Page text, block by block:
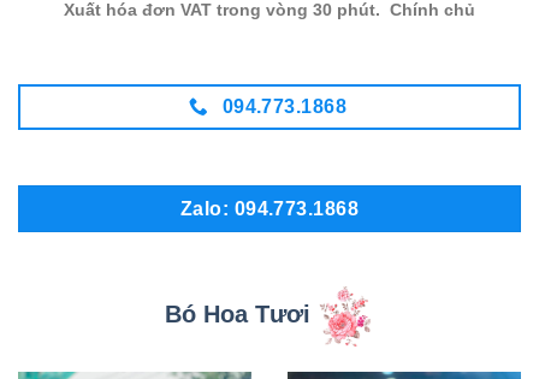
Xuất hóa đơn VAT trong vòng 30 phút. Chính chủ
094.773.1868
Zalo: 094.773.1868
Bó Hoa Tươi